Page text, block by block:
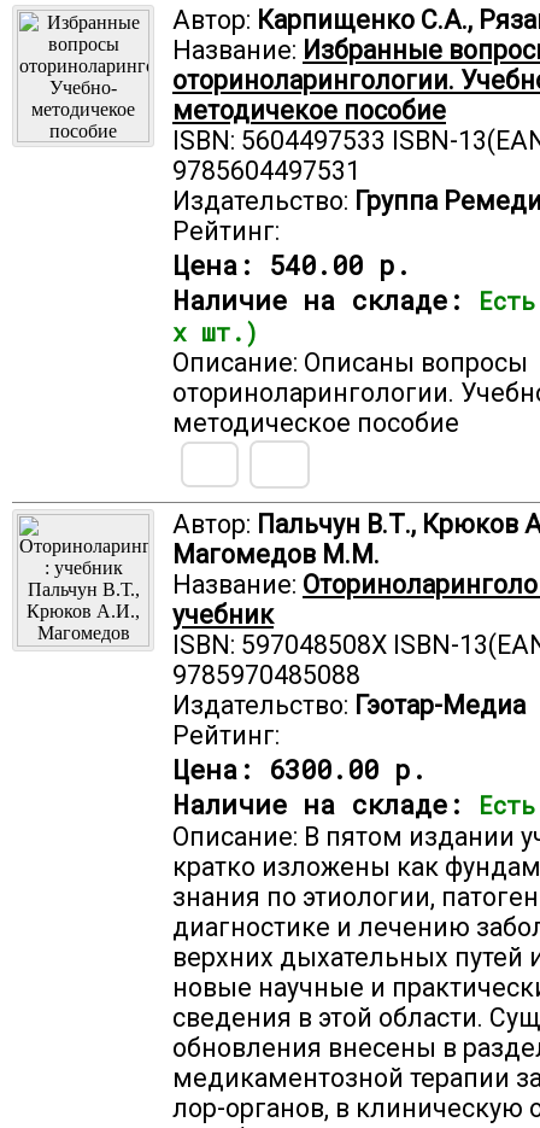
Автор: Карпищенко С.А.,
Название: Избранные
оториноларингологии.
методичекое пособие
ISBN: 5604497533 ISBN-
9785604497531
Издательство: Группа
Рейтинг:
Цена: 540.00 р.
Наличие на складе:
х шт.)
Описание: Описаны вопросы
оториноларингологии.
методическое пособие
Автор: Пальчун В.Т., Крюков
Магомедов М.М.
Название:
учебник
ISBN: 597048508X ISBN-
9785970485088
Издательство: Гэотар-Медиа
Рейтинг:
Цена: 6300.00 р.
Наличие на складе:
Описание: В пятом издании
кратко изложены как
знания по этиологии,
диагностике и лечению
верхних дыхательных путей
новые научные и
сведения в этой области.
обновления внесены в
медикаментозной терапии
лор-органов, в клиническую